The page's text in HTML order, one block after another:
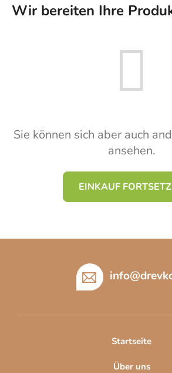
Wir bereiten Ihre
Sie können sich aber auch
ansehen.
EINKAUF
info@
Startseite
Über uns